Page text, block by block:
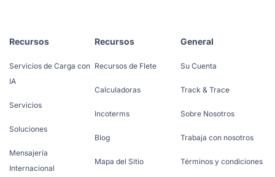
Recursos
Servicios de Carga con
IA
Servicios
Soluciones
Mensajería
Internacional
Recursos
Recursos de Flete
Calculadoras
Incoterms
Blog
Mapa del Sitio
General
Su Cuenta
Track & Trace
Sobre Nosotros
Trabaja con nosotros
Términos y condiciones